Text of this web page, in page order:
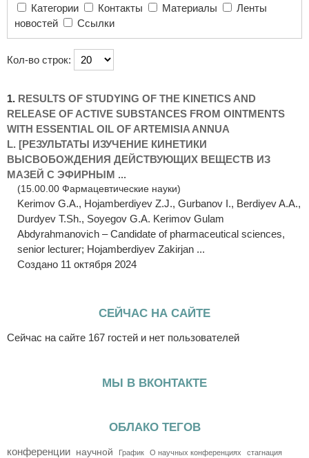
Категории
Контакты Материалы
новостей
Ссылки
Кол-во строк:
1. RESULTS OF STUDYING OF THE KINETICS AND
RELEASE OF ACTIVE SUBSTANCES FROM OINTMENTS
WITH ESSENTIAL OIL OF ARTEMISIA ANNUA
L. [РЕЗУЛЬТАТЫ ИЗУЧЕНИЕ КИНЕТИКИ
ВЫСВОБОЖДЕНИЯ ДЕЙСТВУЮЩИХ ВЕЩЕСТВ ИЗ
МАЗЕЙ С ЭФИРНЫМ ...
(15.00.00 Фармацевтические науки)
Kerimov G.A., Hojamberdiyev Z.J., Gurbanov I., Berdiyev A.A.,
Durdyev T.Sh., Soyegov G.A. Kerimov Gulam
Abdyrahmanovich – Сandidate of pharmaceutical sciences,
senior lecturer; Hojamberdiyev Zakirjan ...
Создано 11 октября 2024
СЕЙЧАС НА САЙТЕ
Сейчас на сайте 167 гостей и нет пользователей
МЫ В ВКОНТАКТЕ
ОБЛАКО ТЕГОВ
конференции научной График О научных конференциях
стагнация